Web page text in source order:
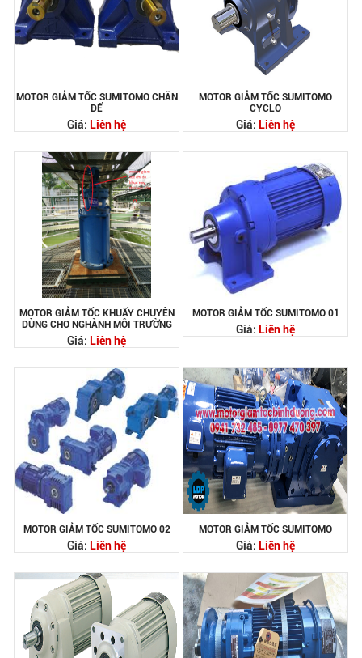
MOTOR GIẢM TỐC SUMITOMO CHÂN
ĐẾ
Giá: Liên hệ
MOTOR GIẢM TỐC SUMITOMO
CYCLO
Giá: Liên hệ
MOTOR GIẢM TỐC KHUẤY CHUYÊN
DÙNG CHO NGHÀNH MÔI TRƯỜNG
Giá: Liên hệ
MOTOR GIẢM TỐC SUMITOMO 01
Giá: Liên hệ
MOTOR GIẢM TỐC SUMITOMO 02
Giá: Liên hệ
MOTOR GIẢM TỐC SUMITOMO
Giá: Liên hệ